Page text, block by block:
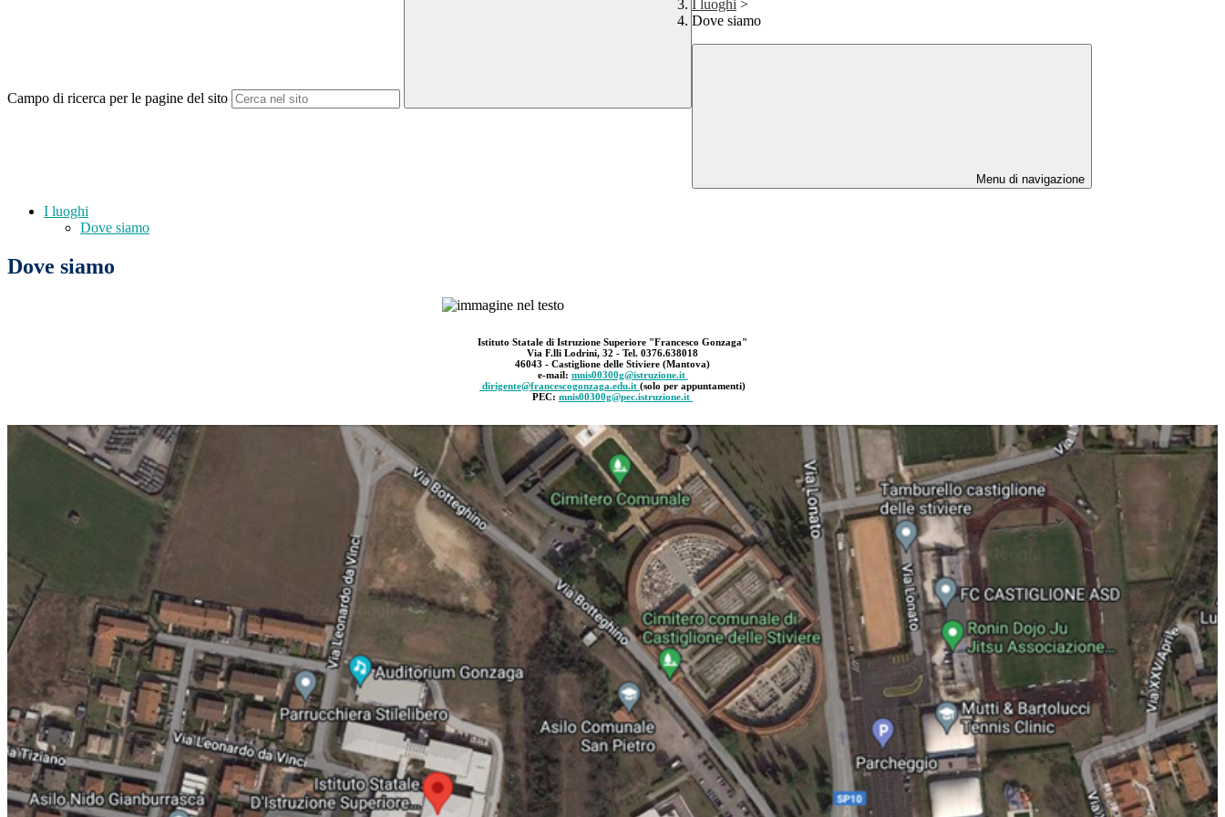
Campo di ricerca per le pagine del sito
I luoghi >
Dove siamo
Menu di navigazione
I luoghi
Dove siamo
Dove siamo
Istituto Statale di Istruzione Superiore "Francesco Gonzaga"
Via F.lli Lodrini, 32 - Tel. 0376.638018
46043 - Castiglione delle Stiviere (Mantova)
e-mail: mnis00300g@istruzione.it
dirigente@francescogonzaga.edu.it (solo per appuntamenti)
PEC: mnis00300g@pec.istruzione.it